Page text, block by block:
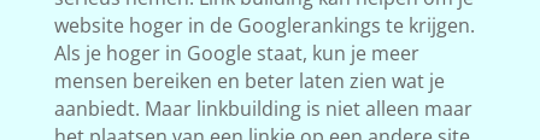
website hoger in de Googlerankings te krijgen.
Als je hoger in Google staat, kun je meer
mensen bereiken en beter laten zien wat je
aanbiedt. Maar linkbuilding is niet alleen maar